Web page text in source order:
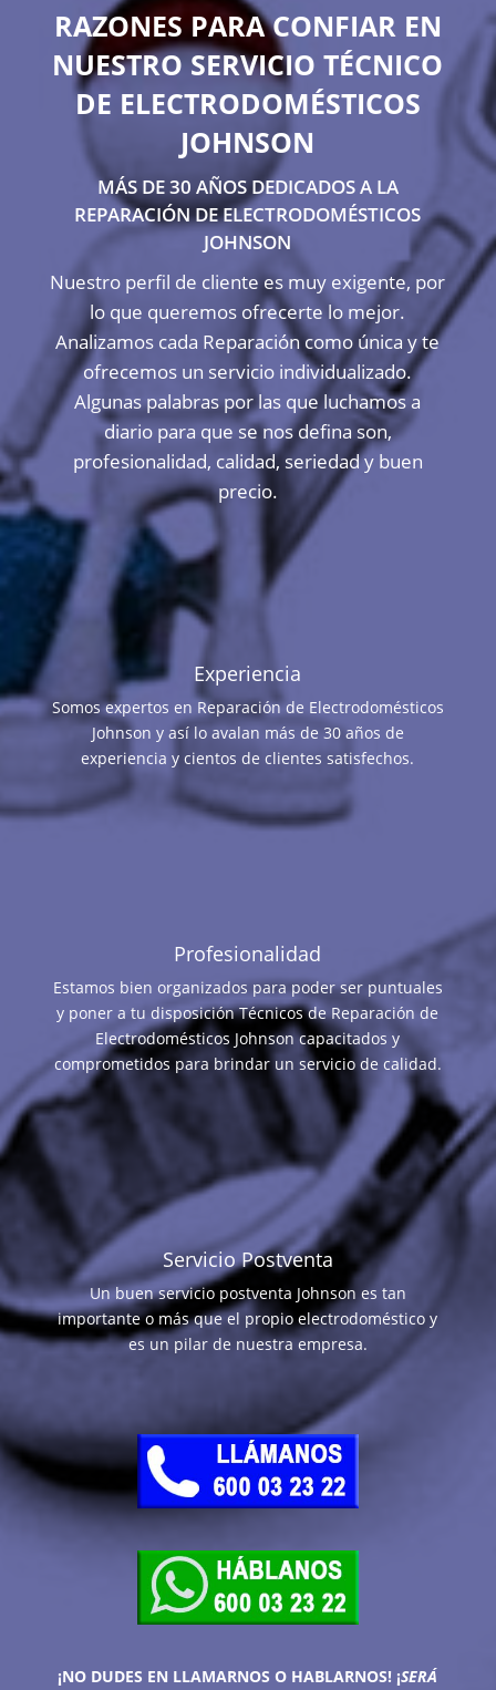
RAZONES PARA CONFIAR EN
NUESTRO SERVICIO TÉCNICO
DE ELECTRODOMÉSTICOS
JOHNSON
MÁS DE 30 AÑOS DEDICADOS A LA
REPARACIÓN DE ELECTRODOMÉSTICOS
JOHNSON
Nuestro perfil de cliente es muy exigente, por
lo que queremos ofrecerte lo mejor.
Analizamos cada Reparación como única y te
ofrecemos un servicio individualizado.
Algunas palabras por las que luchamos a
diario para que se nos defina son,
profesionalidad, calidad, seriedad y buen
precio.
Experiencia
Somos expertos en Reparación de Electrodomésticos
Johnson y así lo avalan más de 30 años de
experiencia y cientos de clientes satisfechos.
Profesionalidad
Estamos bien organizados para poder ser puntuales
y poner a tu disposición Técnicos de Reparación de
Electrodomésticos Johnson capacitados y
comprometidos para brindar un servicio de calidad.
Servicio Postventa
Un buen servicio postventa Johnson es tan
importante o más que el propio electrodoméstico y
es un pilar de nuestra empresa.
¡NO DUDES EN LLAMARNOS O HABLARNOS! ¡SERÁ